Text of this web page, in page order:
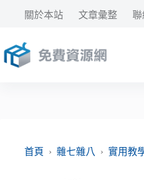
要
內
關於本站 文章彙整 聯
首頁 › 雜七雜八 › 實用教